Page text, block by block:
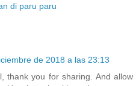
di paru paru
de 2018 a las 23:13
thank you for sharing. And allow